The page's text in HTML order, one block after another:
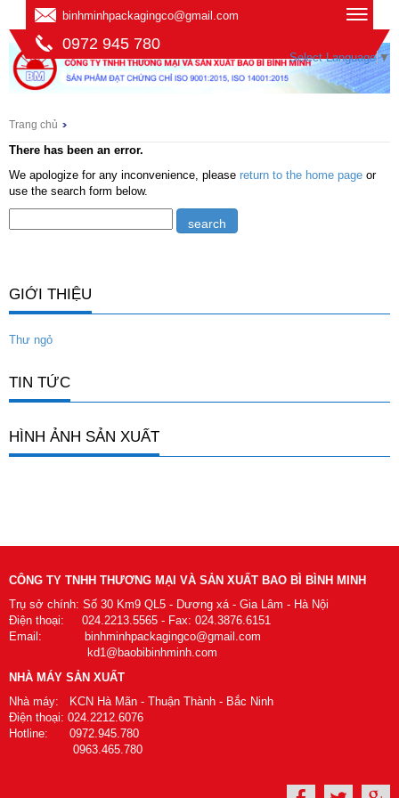
binhminhpackagingco@gmail.com
0972 945 780
Select Language ▼
Trang chủ
There has been an error.
We apologize for any inconvenience, please return to the home page or
use the search form below.
GIỚI THIỆU
Thư ngỏ
TIN TỨC
HÌNH ẢNH SẢN XUẤT
CÔNG TY TNHH THƯƠNG MẠI VÀ SẢN XUẤT BAO BÌ BÌNH MINH
Trụ sở chính: Số 30 Km9 QL5 - Dương xá - Gia Lâm - Hà Nội
Điện thoại: 024.2213.5565 - Fax: 024.3876.6151
Email: binhminhpackagingco@gmail.com
kd1@baobibinhminh.com
NHÀ MÁY SẢN XUẤT
Nhà máy: KCN Hà Mãn - Thuận Thành - Bắc Ninh
Điện thoại: 024.2212.6076
Hotline: 0972.945.780
0963.465.780